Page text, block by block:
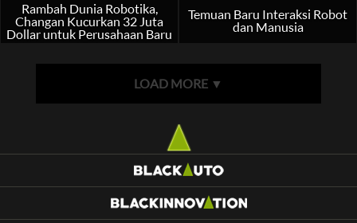
Rambah Dunia Robotika,
Changan Kucurkan 32 Juta
Dollar untuk Perusahaan Baru
Temuan Baru Interaksi Robot
dan Manusia
LOAD MORE ▼